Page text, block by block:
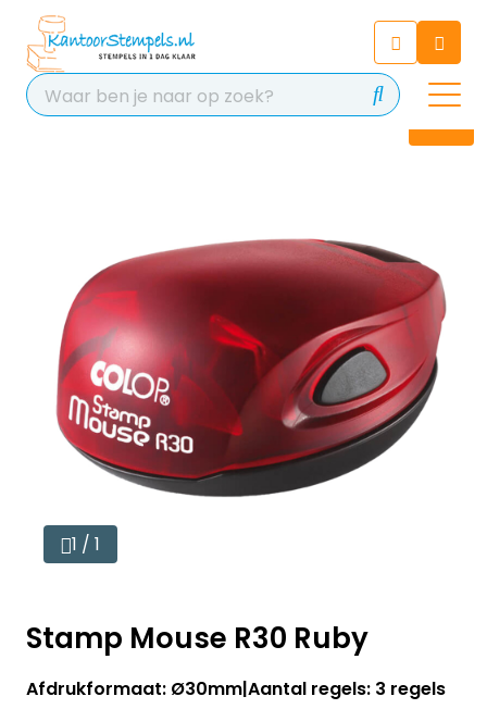
Chat 24/7 met onze chatbot
voor hulp
Contact
1 / 1
Stamp Mouse R30 Ruby
Afdrukformaat: Ø30mm Aantal regels: 3 regels